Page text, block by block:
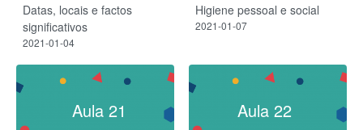
Datas, locais e factos
significativos
2021-01-04
Higiene pessoal e social
2021-01-07
Aula 21 Aula 22